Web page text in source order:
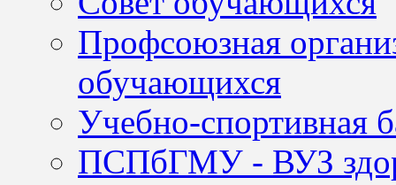
Профсоюзная
обучающихся
Учебно-спортивная
ПСПбГМУ - ВУЗ